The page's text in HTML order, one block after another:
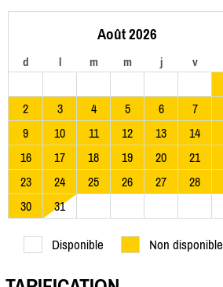
Août 2026
d l m m j v
2
3 4 5 6 7
9
10 11 12 13 14
16
17 18 19 20 21
23
24 25 26 27 28
30
31
Disponible Non disponible